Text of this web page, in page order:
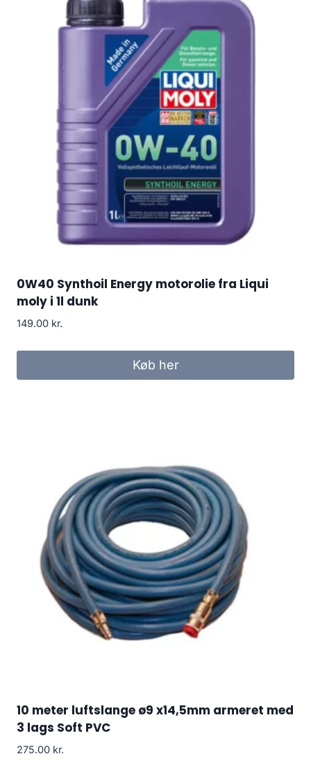
0W40 Synthoil Energy motorolie fra Liqui
moly i 1l dunk
149.00 kr.
Køb her
10 meter luftslange ø9 x14,5mm armeret med
3 lags Soft PVC
275.00 kr.